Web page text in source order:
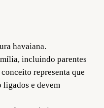
havaiana.
incluindo parentes
representa que
ligados e devem